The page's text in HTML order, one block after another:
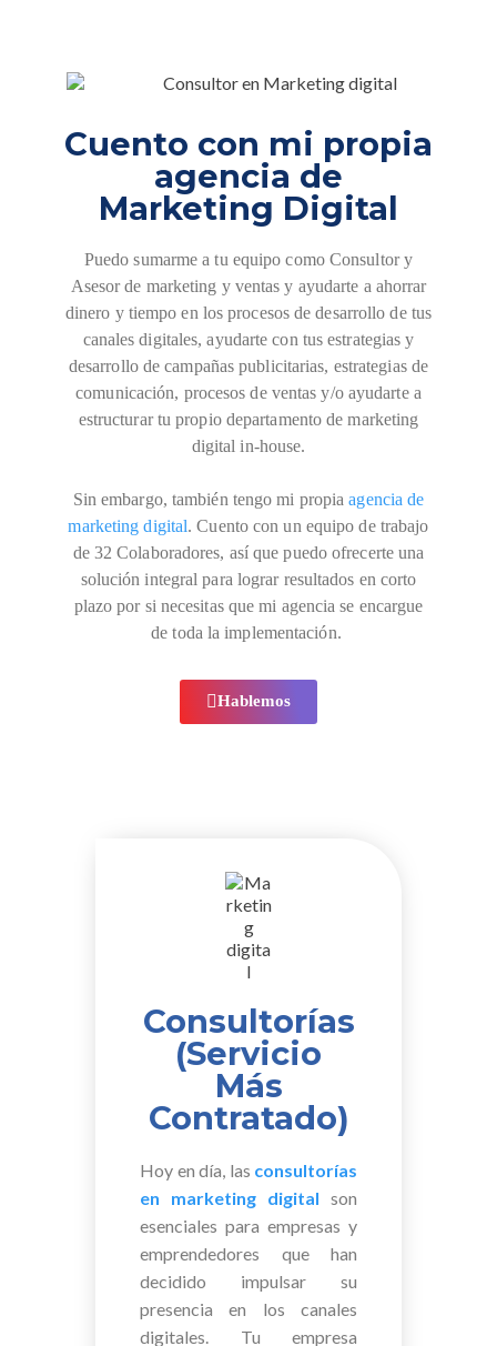
Cuento con mi propia
agencia de
Marketing Digital
Puedo sumarme a tu equipo como Consultor y
Asesor de marketing y ventas y ayudarte a ahorrar
dinero y tiempo en los procesos de desarrollo de tus
canales digitales, ayudarte con tus estrategias y
desarrollo de campañas publicitarias, estrategias de
comunicación, procesos de ventas y/o ayudarte a
estructurar tu propio departamento de marketing
digital in-house.
Sin embargo, también tengo mi propiaagencia de
marketing digital. Cuento con un equipo de trabajo
de 32 Colaboradores, así que puedo ofrecerte una
solución integral para lograr resultados en corto
plazo por si necesitas que mi agencia se encargue
de toda la implementación.
Hablemos
Consultorías
(Servicio
Más
Contratado)
Hoy en día, las consultorías
en marketing digital son
esenciales para empresas y
emprendedores que han
decidido impulsar su
presencia en los canales
digitales. Tu empresa